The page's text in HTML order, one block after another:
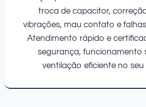
troca de capacitor,
vibrações, mau contato e
Atendimento rápido e
segurança, funcionamento
ventilação eficiente no seu